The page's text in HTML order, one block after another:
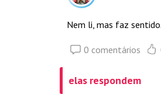
Nem li, mas faz sentido.
0 comentários
elas respondem